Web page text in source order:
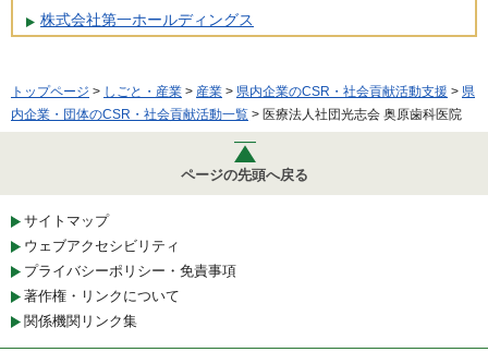
株式会社第一ホールディングス
トップページ > しごと・産業 > 産業 > 県内企業のCSR・社会貢献活動支援 > 県
内企業・団体のCSR・社会貢献活動一覧 > 医療法人社団光志会 奥原歯科医院
ページの先頭へ戻る
サイトマップ
ウェブアクセシビリティ
プライバシーポリシー・免責事項
著作権・リンクについて
関係機関リンク集